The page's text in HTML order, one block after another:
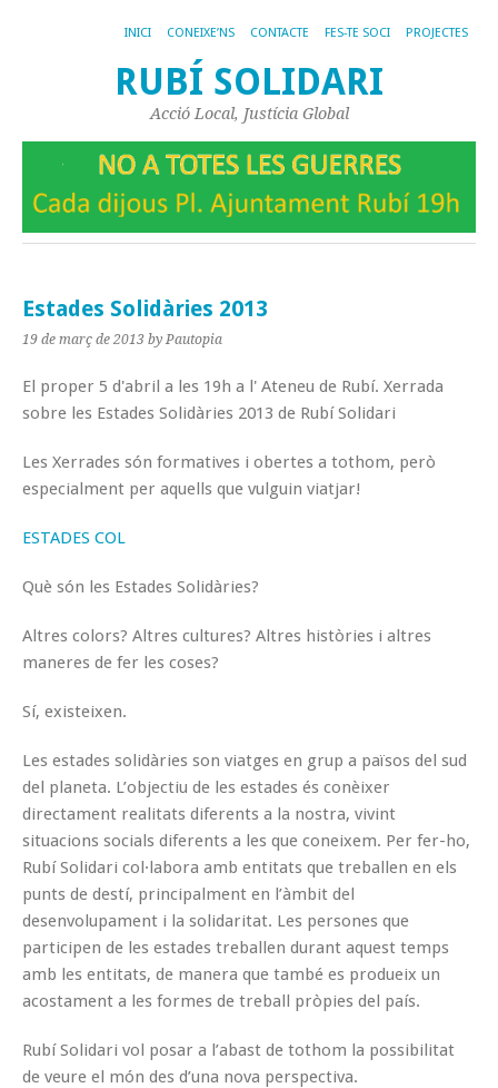
INICI CONEIXE’NS CONTACTE FES-TE SOCI PROJECTES
RUBÍ SOLIDARI
Acció Local, Justícia Global
Estades Solidàries 2013
19 de març de 2013 by Pautopia
El proper 5 d'abril a les 19h a l' Ateneu de Rubí. Xerrada
sobre les Estades Solidàries 2013 de Rubí Solidari
Les Xerrades són formatives i obertes a tothom, però
especialment per aquells que vulguin viatjar!
ESTADES COL
Què són les Estades Solidàries?
Altres colors? Altres cultures? Altres històries i altres
maneres de fer les coses?
Sí, existeixen.
Les estades solidàries son viatges en grup a països del sud
del planeta. L’objectiu de les estades és conèixer
directament realitats diferents a la nostra, vivint
situacions socials diferents a les que coneixem. Per fer-ho,
Rubí Solidari col·labora amb entitats que treballen en els
punts de destí, principalment en l’àmbit del
desenvolupament i la solidaritat. Les persones que
participen de les estades treballen durant aquest temps
amb les entitats, de manera que també es produeix un
acostament a les formes de treball pròpies del país.
Rubí Solidari vol posar a l’abast de tothom la possibilitat
de veure el món des d’una nova perspectiva.